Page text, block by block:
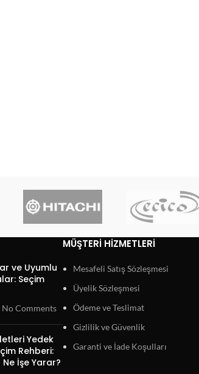
ve Uyumlu
Seçim
No Comments
Yedek
Rehberi:
İşe Yarar?
MÜŞTERI HIZMETLERI
Mesafeli Satış Sözleşmesi
Üyelik Sözleşmesi
Ödeme ve Teslimat
Gizlilik ve Güvenlik
Garanti ve İade Koşulları